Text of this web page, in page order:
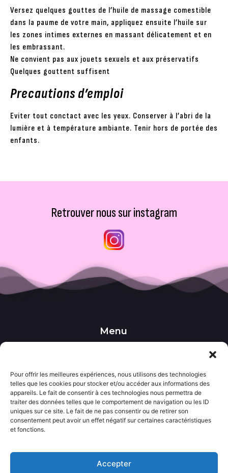
Pour offrir les meilleures expériences, nous utilisons des technologies
telles que les cookies pour stocker et/ou accéder aux informations des
appareils. Le fait de consentir à ces technologies nous permettra de
traiter des données telles que le comportement de navigation ou les ID
uniques sur ce site. Le fait de ne pas consentir ou de retirer son
consentement peut avoir un effet négatif sur certaines caractéristiques
et fonctions.
Accepter
Versez quelques gouttes de l’huile de massage comestible
dans la paume de votre main, appliquez ensuite l’huile sur
les zones intimes externes en massant délicatement et en
les embrassant.
Ne convient pas aux jouets sexuels et aux préservatifs
Quelques gouttent suffisent
Precautions d’emploi
Eviter tout conctact avec les yeux. Conserver à l’abri de la
lumière et à température ambiante. Tenir hors de portée des
enfants.
Retrouver nous sur instagram
Menu
••• Accueil
••• Wishlist
••• Actualités
Informations